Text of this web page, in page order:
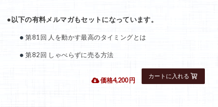
●以下の有料メルマガもセットになっています。
第81回 人を動かす最高のタイミングとは
第82回 しゃべらずに売る方法
 価格4,200 円